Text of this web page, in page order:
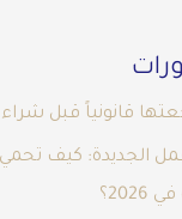
الجديدة: كيف